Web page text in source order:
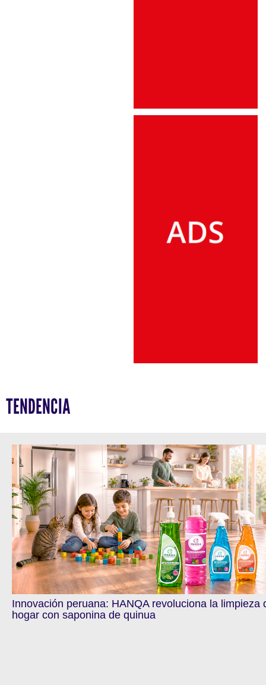
TENDENCIA
Innovación peruana: HANQA revoluciona la limpieza
hogar con saponina de quinua